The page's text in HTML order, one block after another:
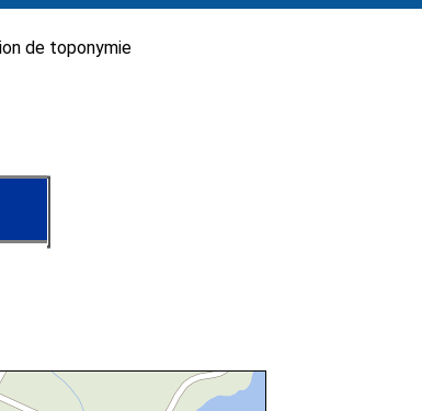
de toponymie